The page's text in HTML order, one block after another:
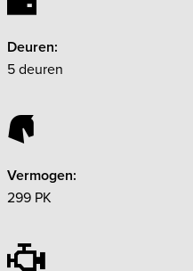
Deuren:
5 deuren
Vermogen:
299 PK